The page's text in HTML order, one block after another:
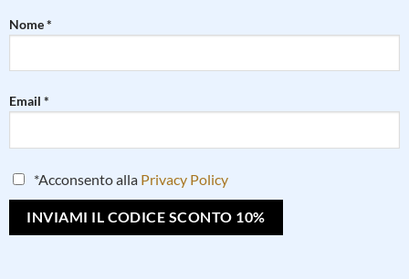
Nome *
Email *
*Acconsento alla Privacy Policy